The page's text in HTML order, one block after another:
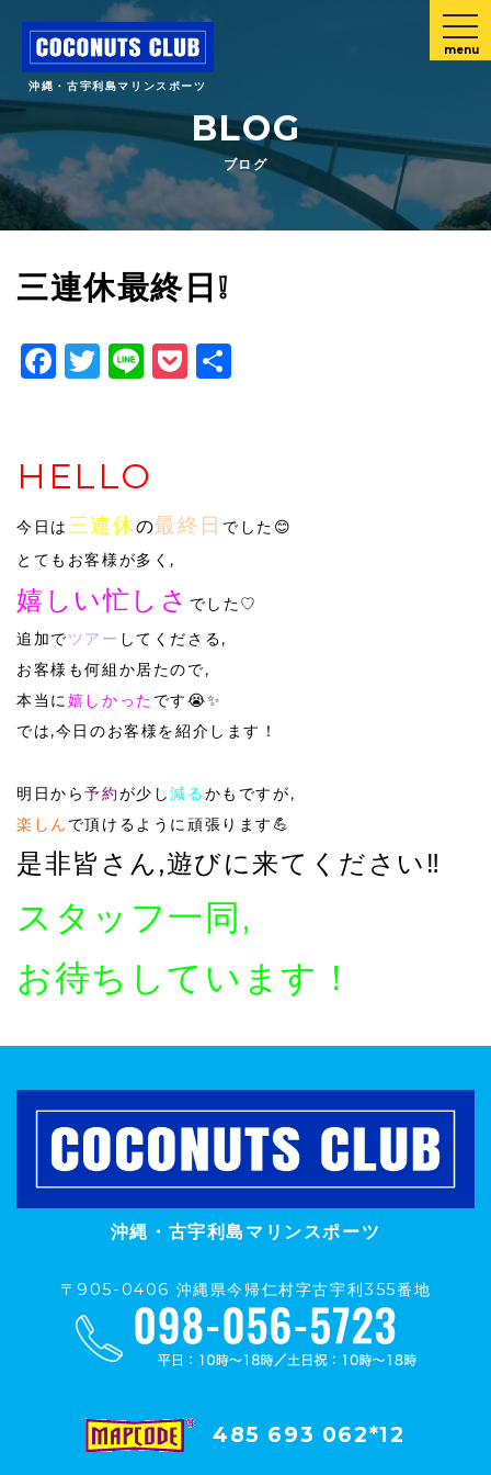
沖縄・古宇利島マリンスポーツ
menu
BLOG
ブログ
三連休最終日❕
Facebook
Twitter
LinePocket
HELLO
今日は三連休の最終日 でした😊
とてもお客様が多く,
嬉しい忙しさ でした♡
追加でツアー してくださる,
お客様も何組か居たので,
本当に嬉しかった です😭✨️
では,今日のお客様を紹介します！
明日から予約が少し減るかもですが,
楽しん で頂けるように頑張ります💪
是非皆さん,遊びに来てください‼️
スタッフ一同,
お待ちしています！
沖縄・古宇利島マリンスポーツ
〒905-0406 沖縄県今帰仁村字古宇利355番地
485 693 062*12